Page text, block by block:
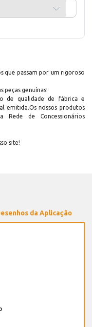
que passam por um rigoroso
peças genuínas!
de qualidade de fábrica e
emitida.Os nossos produtos
Rede de Concessionários
site!
da Aplicação